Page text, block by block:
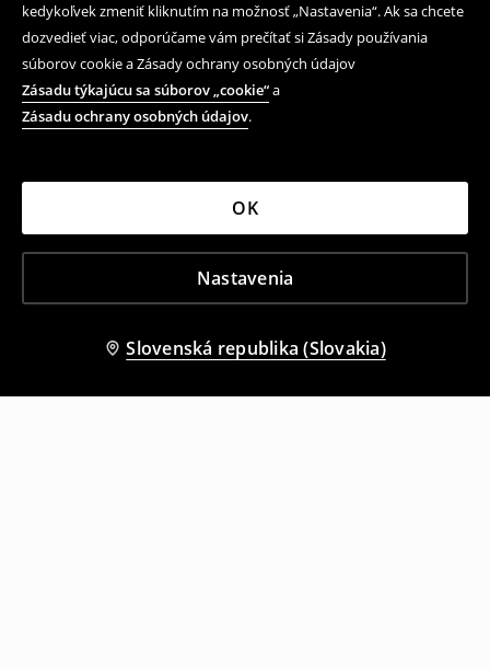
kedykoľvek zmeniť kliknutím na možnosť „Nastavenia“. Ak sa chcete
dozvedieť viac, odporúčame vám prečítať si Zásady používania
súborov cookie a Zásady ochrany osobných údajov
Zásadu týkajúcu sa súborov „cookie“a
Zásadu ochrany osobných údajov.
Nastavenia
OK
Slovenská republika (Slovakia)